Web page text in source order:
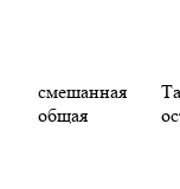
смешанная
общая